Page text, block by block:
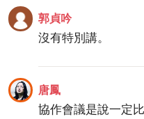
郭貞吟
沒有特別講。
唐鳳
協作會議是說一定